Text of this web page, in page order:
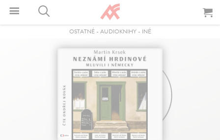
OSTATNÉ- AUDIOKNIHY- INÉ